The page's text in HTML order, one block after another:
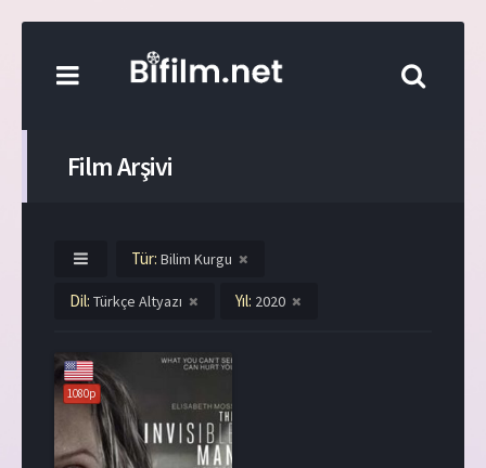
Film Arşivi
Tür: Bilim Kurgu
Dil: Türkçe Altyazı Yıl: 2020
1080p